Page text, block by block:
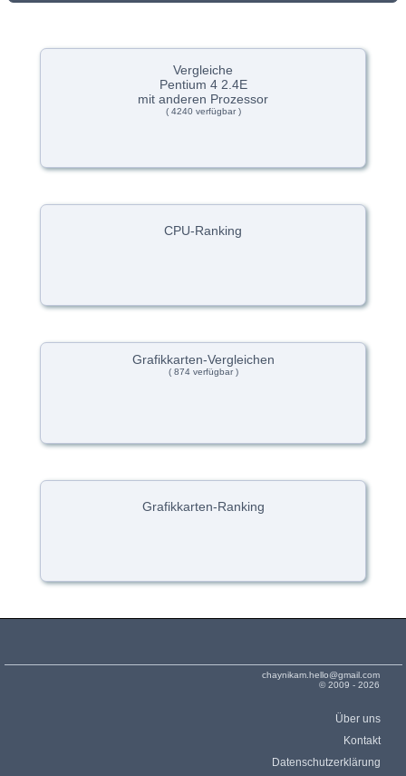
Vergleiche
Pentium 4 2.4E
mit anderen Prozessor
( 4240 verfügbar )
CPU-Ranking
Grafikkarten-Vergleichen
( 874 verfügbar )
Grafikkarten-Ranking
chaynikam.hello@gmail.com
© 2009 - 2026
Über uns
Kontakt
Datenschutzerklärung